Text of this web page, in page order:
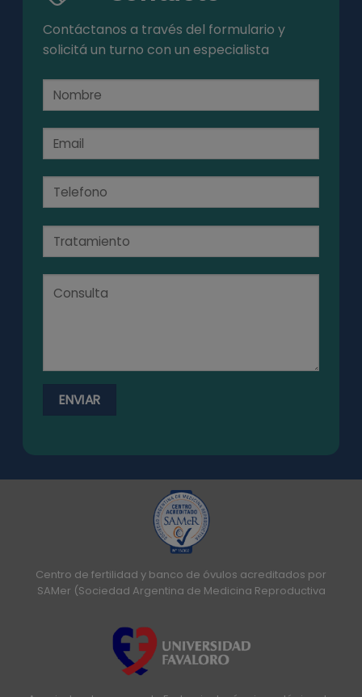
Contáctanos a través del formulario y
solicitá un turno con un especialista
Centro de fertilidad y banco de óvulos acreditados por
SAMer (Sociedad Argentina de Medicina Reproductiva